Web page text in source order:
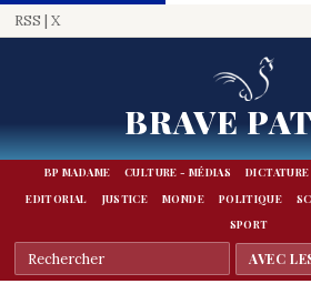
RSS | X
BRAVE
BP MADAME CULTURE - MÉDIAS
EDITORIAL
JUSTICE MONDE POLITIQUE
SPORT